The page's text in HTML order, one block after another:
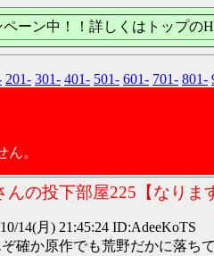
ーン中！！詳しくはトップの
201- 301- 401- 501- 601- 701- 801-
。
んの投下部屋225【なりま
10/14(月) 21:45:24 ID:AdeeKoTS
確か原作でも荒野だかに落ち